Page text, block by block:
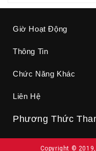
Giờ Hoạt Động
Thông Tin
Chức Năng Khác
Liên Hệ
Phương Thức
Copyright ©